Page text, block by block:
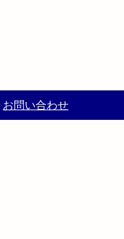
お問い合わせ